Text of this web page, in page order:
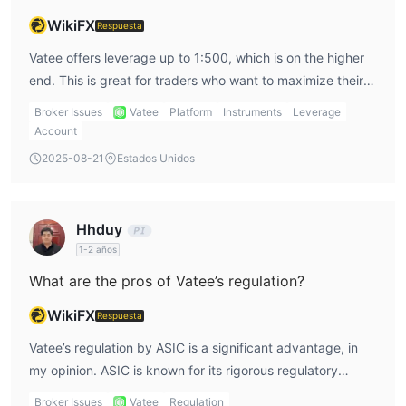
MetaTrader 4 es una plataforma popular elegida por Vatee para
Depósito y retiro
Vatee ofrece una variedad de métodos de depósito flexibles,
que incluyen: tarjeta de crédito, transferencia bancaria,
UnionPay, PayPal, USDT (rango), NETELLER.
WikiFXRespuesta
Vatee offers leverage up to 1:500, which is on the higher
end. This is great for traders who want to maximize their
trading potential, but it also increases risk. Personally, I
use leverage carefully, as it can amplify both profits and
Broker Issues Vatee Platform Instruments
Leverage
Account
2025-08-21
Estados Unidos
Hhduy
1-2 años
What are the pros of Vatee’s regulation?
WikiFXRespuesta
Vatee’s regulation by ASIC is a significant advantage, in
my opinion. ASIC is known for its rigorous regulatory
framework, which ensures that brokers maintain high
Broker Issues Vatee
Regulation